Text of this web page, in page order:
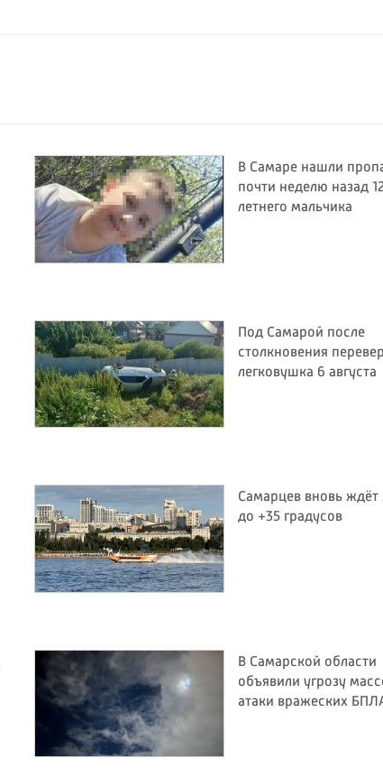
В Самаре нашли
почти неделю назад
летнего мальчика
Под Самарой после
столкновения
легковушка 6 августа
Самарцев вновь ждёт
до +35 градусов
В Самарской области
объявили угрозу
атаки вражеских